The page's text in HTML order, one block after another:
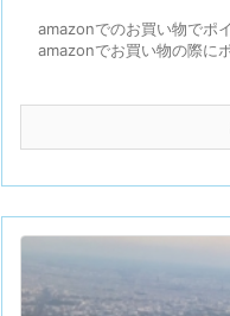
amazonでのお買い物でポ
amazonでお買い物の際に